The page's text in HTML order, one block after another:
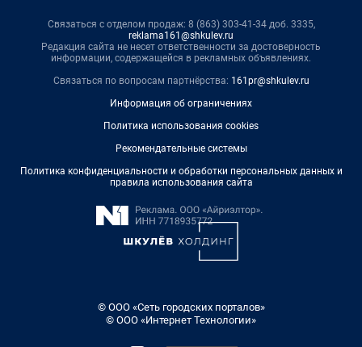
Связаться с отделом продаж: 8 (863) 303-41-34 доб. 3335,
reklama161@shkulev.ru
Редакция сайта не несет ответственности за достоверность
информации, содержащейся в рекламных объявлениях.
Связаться по вопросам партнёрства: 161pr@shkulev.ru
Информация об ограничениях
Политика использования cookies
Рекомендательные системы
Политика конфиденциальности и обработки персональных данных и
правила использования сайта
© ООО «Сеть городских порталов»
© ООО «Интернет Технологии»